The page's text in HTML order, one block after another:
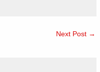
Next Post →